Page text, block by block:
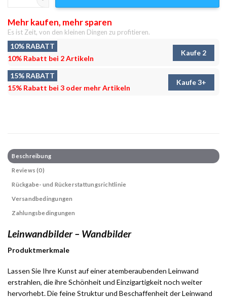
Mehr kaufen, mehr sparen
Es ist Zeit, von den kleinen Dingen zu profitieren.
10% RABATT
10% Rabatt bei 2 Artikeln
Kaufe 2
15% RABATT
15% Rabatt bei 3 oder mehr Artikeln
Kaufe 3+
Beschreibung
Reviews (0)
Rückgabe- und Rückerstattungsrichtlinie
Versandbedingungen
Zahlungsbedingungen
Leinwandbilder – Wandbilder
Produktmerkmale
Lassen Sie Ihre Kunst auf einer atemberaubenden Leinwand
erstrahlen, die ihre Schönheit und Einzigartigkeit noch weiter
hervorhebt. Die feine Struktur und Beschaffenheit der Leinwand